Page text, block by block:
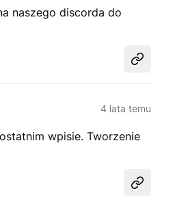
naszego discorda do
Udostępnij
4 lata temu
wpisie. Tworzenie
Udostępnij